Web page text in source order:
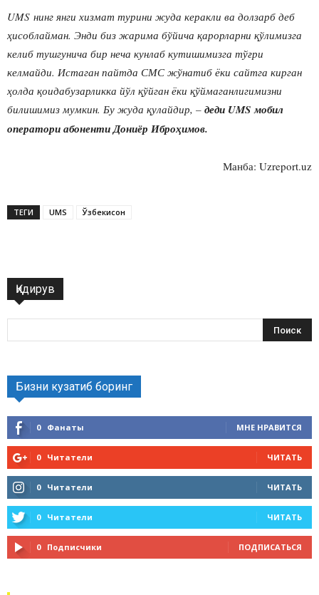
UMS нинг янги хизмат турини жуда керакли ва долзарб деб
ҳисоблайман. Энди биз жарима бўйича қарорларни қўлимизга
келиб тушгунича бир неча кунлаб кутишимизга тўғри
келмайди. Истаган пайтда СМС жўнатиб ёки сайтга кирган
ҳолда қоидабузарликка йўл қўйган ёки қўймаганлигимизни
билишимиз мумкин. Бу жуда қулайдир, – деди UMS мобил
оператори абоненти Дониёр Иброҳимов.
Манба: Uzreport.uz
ТЕГИ UMS Ўзбекисон
Қидирув
Бизни кузатиб боринг
0 Фанаты МНЕ НРАВИТСЯ
0 Читатели ЧИТАТЬ
0 Читатели ЧИТАТЬ
0 Читатели ЧИТАТЬ
0 Подписчики ПОДПИСАТЬСЯ